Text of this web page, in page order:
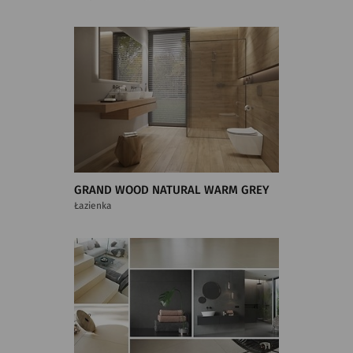
GRAND WOOD NATURAL WARM GREY
Łazienka